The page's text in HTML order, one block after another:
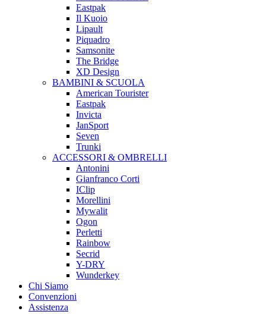
Eastpak
Il Kuoio
Lipault
Piquadro
Samsonite
The Bridge
XD Design
BAMBINI & SCUOLA
American Tourister
Eastpak
Invicta
JanSport
Seven
Trunki
ACCESSORI & OMBRELLI
Antonini
Gianfranco Corti
IClip
Morellini
Mywalit
Ogon
Perletti
Rainbow
Secrid
Y-DRY
Wunderkey
Chi Siamo
Convenzioni
Assistenza